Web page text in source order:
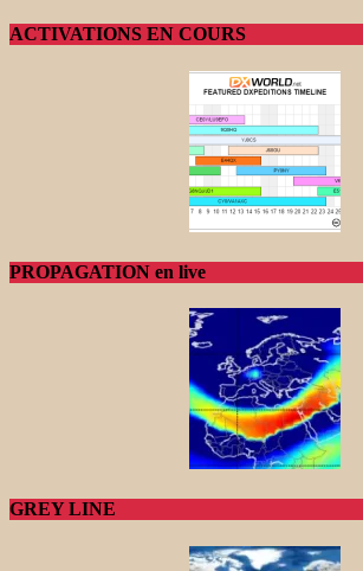
ACTIVATIONS EN COURS
PROPAGATION en live
GREY LINE